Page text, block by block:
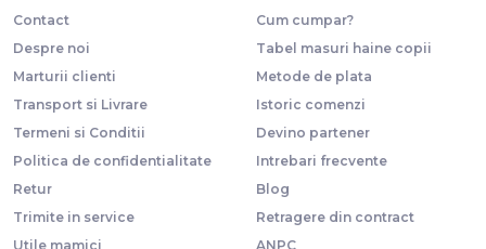
Contact
Despre noi
Marturii clienti
Transport si Livrare
Termeni si Conditii
Politica de confidentialitate
Retur
Trimite in service
Utile mamici
Cum cumpar?
Tabel masuri haine copii
Metode de plata
Istoric comenzi
Devino partener
Intrebari frecvente
Blog
Retragere din contract
ANPC